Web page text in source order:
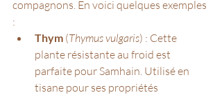
compagnons. En voici quelques exemples
:
Thym (Thymus vulgaris) : Cette
plante résistante au froid est
parfaite pour Samhain. Utilisé en
tisane pour ses propriétés